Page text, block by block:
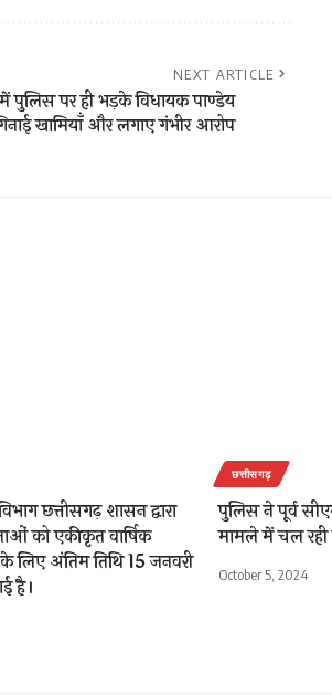
NEXT ARTICLE
पुलिस पर ही भड़के विधायक पाण्डेय
खामियाँ और लगाए गंभीर आरोप
छत्तीसगढ़ शासन द्वारा
को एकीकृत वार्षिक
लिए अंतिम तिथि 15 जनवरी
है।
छत्तीसगढ़
पुलिस ने पूर्व
मामले में चल
October 5, 2024